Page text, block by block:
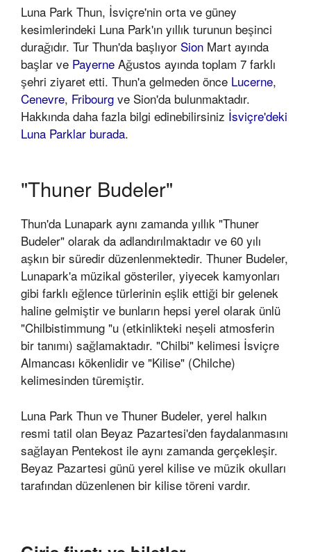
Luna Park Thun, İsviçre'nin orta ve güney
kesimlerindeki Luna Park'ın yıllık turunun beşinci
durağıdır. Tur Thun'da başlıyor Sion Mart ayında
başlar ve Payerne Ağustos ayında toplam 7 farklı
şehri ziyaret etti. Thun'a gelmeden önce Lucerne,
Cenevre, Fribourg ve Sion'da bulunmaktadır.
Hakkında daha fazla bilgi edinebilirsiniz İsviçre'deki
Luna Parklar burada.
"Thuner Budeler"
Thun'da Lunapark aynı zamanda yıllık "Thuner
Budeler" olarak da adlandırılmaktadır ve 60 yılı
aşkın bir süredir düzenlenmektedir. Thuner Budeler,
Lunapark'a müzikal gösteriler, yiyecek kamyonları
gibi farklı eğlence türlerinin eşlik ettiği bir gelenek
haline gelmiştir ve bunların hepsi yerel olarak ünlü
"Chilbistimmung "u (etkinlikteki neşeli atmosferin
bir tanımı) sağlamaktadır. "Chilbi" kelimesi İsviçre
Almancası kökenlidir ve "Kilise" (Chilche)
kelimesinden türemiştir.
Luna Park Thun ve Thuner Budeler, yerel halkın
resmi tatil olan Beyaz Pazartesi'den faydalanmasını
sağlayan Pentekost ile aynı zamanda gerçekleşir.
Beyaz Pazartesi günü yerel kilise ve müzik okulları
tarafından düzenlenen bir kilise töreni vardır.